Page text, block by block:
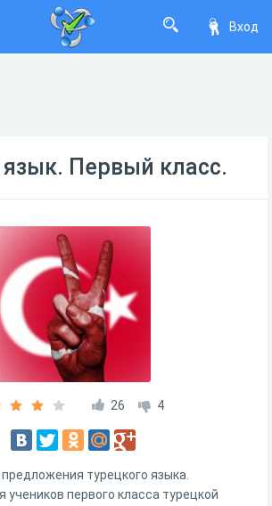
Вход
Первый класс.
26 4
турецкого языка.
учеников первого класса турецкой